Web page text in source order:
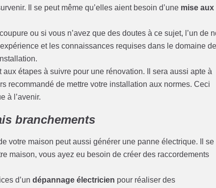
Il se peut même qu’elles aient besoin d’une mise aux
ou si vous n’avez que des doutes à ce sujet, l’un de
et les connaissances requises dans le domaine de
étapes à suivre pour une rénovation. Il sera aussi apte à
recommandé de mettre votre installation aux normes. Ceci
à l’avenir.
branchements
votre maison peut aussi générer une panne électrique. Il se
maison, vous ayez eu besoin de créer des raccordements
d’undépannage électricien pour réaliser des